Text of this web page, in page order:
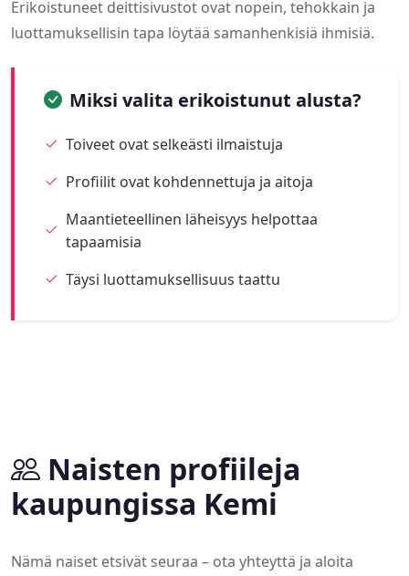
Erikoistuneet deittisivustot ovat nopein, tehokkain ja
luottamuksellisin tapa löytää samanhenkisiä ihmisiä.
Miksi valita erikoistunut alusta?
Toiveet ovat selkeästi ilmaistuja
Profiilit ovat kohdennettuja ja aitoja
Maantieteellinen läheisyys helpottaa
tapaamisia
Täysi luottamuksellisuus taattu
Naisten profiileja
kaupungissa Kemi
Nämä naiset etsivät seuraa – ota yhteyttä ja aloita